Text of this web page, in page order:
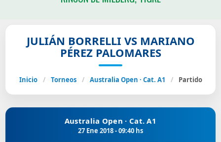
JULIÁN BORRELLI VS MARIANO
PÉREZ PALOMARES
Inicio / Torneos / Australia Open · Cat. A1 / Partido
Australia Open · Cat. A1
27 Ene 2018 - 09:40 hs